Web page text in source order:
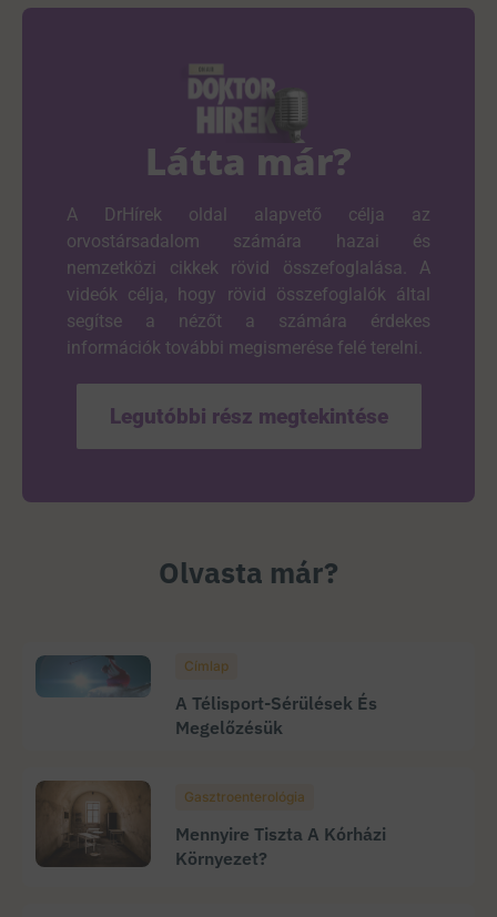
Látta már?
A DrHírek oldal alapvető célja az
orvostársadalom számára hazai és
nemzetközi cikkek rövid összefoglalása. A
videók célja, hogy rövid összefoglalók által
segítse a nézőt a számára érdekes
információk további megismerése felé terelni.
Legutóbbi rész megtekintése
Olvasta már?
Címlap
A Télisport-Sérülések És
Megelőzésük
Gasztroenterológia
Mennyire Tiszta A Kórházi
Környezet?